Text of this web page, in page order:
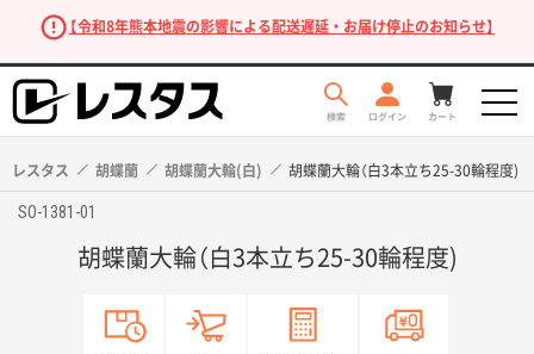
【令和8年熊本地震の影響による配送遅延・お届け停止のお知らせ】
レスタス 胡蝶蘭 胡蝶蘭大輪(白) 胡蝶蘭大輪（白3本立ち25-30輪程度)
SO-1381-01
胡蝶蘭大輪（白3本立ち25-30輪程度)